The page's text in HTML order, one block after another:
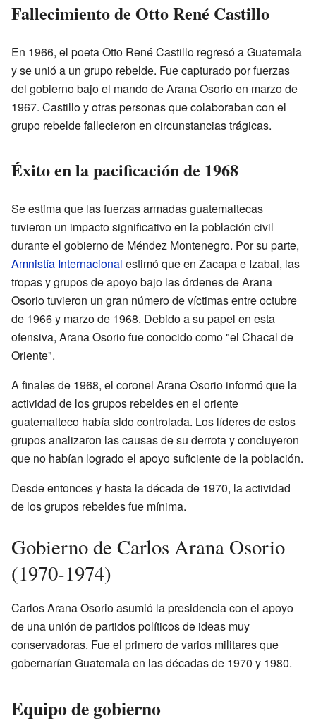
Fallecimiento de Otto René Castillo
En 1966, el poeta Otto René Castillo regresó a Guatemala
y se unió a un grupo rebelde. Fue capturado por fuerzas
del gobierno bajo el mando de Arana Osorio en marzo de
1967. Castillo y otras personas que colaboraban con el
grupo rebelde fallecieron en circunstancias trágicas.
Éxito en la pacificación de 1968
Se estima que las fuerzas armadas guatemaltecas
tuvieron un impacto significativo en la población civil
durante el gobierno de Méndez Montenegro. Por su parte,
Amnistía Internacional estimó que en Zacapa e Izabal, las
tropas y grupos de apoyo bajo las órdenes de Arana
Osorio tuvieron un gran número de víctimas entre octubre
de 1966 y marzo de 1968. Debido a su papel en esta
ofensiva, Arana Osorio fue conocido como "el Chacal de
Oriente".
A finales de 1968, el coronel Arana Osorio informó que la
actividad de los grupos rebeldes en el oriente
guatemalteco había sido controlada. Los líderes de estos
grupos analizaron las causas de su derrota y concluyeron
que no habían logrado el apoyo suficiente de la población.
Desde entonces y hasta la década de 1970, la actividad
de los grupos rebeldes fue mínima.
Gobierno de Carlos Arana Osorio
(1970-1974)
Carlos Arana Osorio asumió la presidencia con el apoyo
de una unión de partidos políticos de ideas muy
conservadoras. Fue el primero de varios militares que
gobernarían Guatemala en las décadas de 1970 y 1980.
Equipo de gobierno